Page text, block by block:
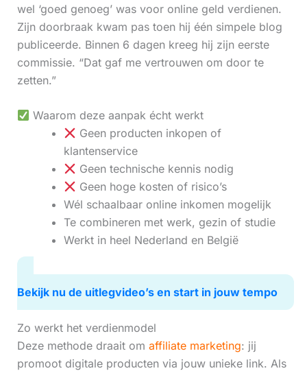
wel ‘goed genoeg’ was voor online geld verdienen.
Zijn doorbraak kwam pas toen hij één simpele blog
publiceerde. Binnen 6 dagen kreeg hij zijn eerste
commissie. “Dat gaf me vertrouwen om door te
zetten.”
Waarom deze aanpak écht werkt
Geen producten inkopen of
klantenservice
Geen technische kennis nodig
Geen hoge kosten of risico’s
Wél schaalbaar online inkomen mogelijk
Te combineren met werk, gezin of studie
Werkt in heel Nederland en België
Bekijk nu de uitlegvideo’s en start in jouw tempo
Zo werkt het verdienmodel
Deze methode draait om affiliate marketing: jij
promoot digitale producten via jouw unieke link. Als